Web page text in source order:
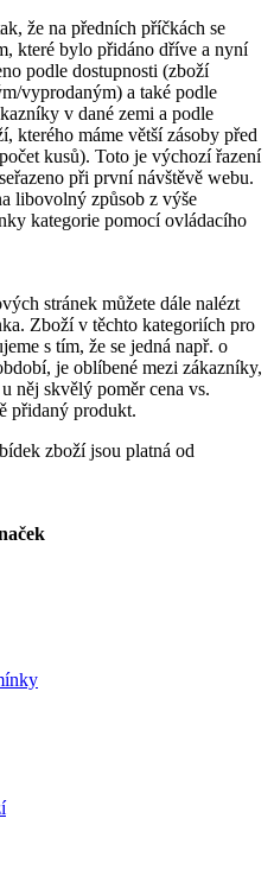
podle dostupnosti (zboží
vyprodaným) a také podle
v dané zemi a podle
kterého máme větší zásoby před
kusů). Toto je výchozí řazení
při první návštěvě webu.
libovolný způsob z výše
kategorie pomocí ovládacího
Zboží v těchto kategoriích pro
s tím, že se jedná např. o
je oblíbené mezi zákazníky,
něj skvělý poměr cena vs.
přidaný produkt.
zboží jsou platná od